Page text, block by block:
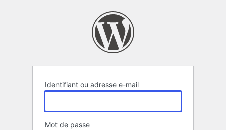
Identifiant ou adresse e-mail
Mot de passe